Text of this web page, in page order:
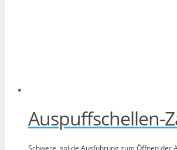
Auspuffschellen-
Schwere, solide Ausführung zum Öffnen der